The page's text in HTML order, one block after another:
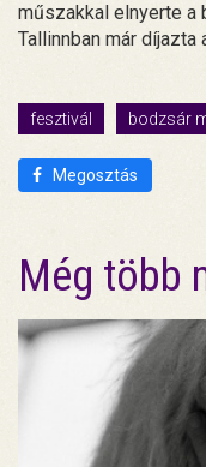
műszakkal elnyerte a
Tallinnban már
fesztivál bodzsár
Megosztás
Még több